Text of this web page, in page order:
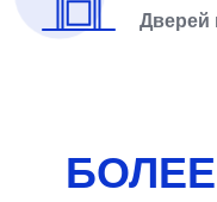
Дверей
БОЛЕЕ